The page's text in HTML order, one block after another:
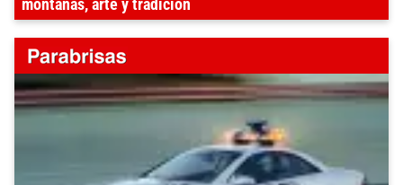
montañas, arte y tradición